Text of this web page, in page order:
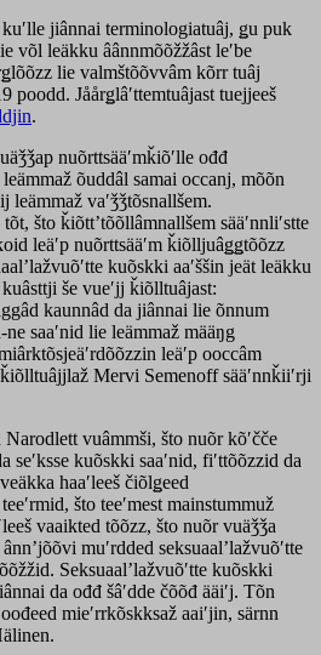
kuʹlle jiânnai terminologiatuâj, ǥu puk
võl leäkku âânnmõõžžâst leʹbe
lie valmštõõvvâm kõrr tuâj
poodd. Jåårǥlâʹttemtuâjast tuejjeeš
.
nuõrttsääʹmǩiõʹlle ođđ
leämmaž õuddâl samai occanj, mõõn
leämmaž vaʹǯǯtõsnallšem.
tõt, što ǩiõttʼtõõllâmnallšem sääʹnnliʹstte
leäʹp nuõrttsääʹm ǩiõlljuâǥǥtõõzz
kuõskki aaʹššin jeät leäkku
še vueʹjj ǩiõlltuâjast:
kaunnâd da jiânnai lie õnnum
saaʹnid lie leämmaž määŋg
leäʹp ooccâm
Mervi Semenoff sääʹnnǩiiʹrji
Narodlett vuâmmši, što nuõr kõʹčče
seʹksse kuõskki saaʹnid, fiʹttõõzzid da
haaʹleeš čiõlǥeed
što teeʹmest mainstummuž
vaaikted tõõzz, što nuõr vuäǯǯa
muʹrdded seksuaalʼlažvuõʹtte
Seksuaalʼlažvuõʹtte kuõskki
da ođđ šâʹdde čõõđ ääiʹj. Tõn
mieʹrrkõskksaž aaiʹjin, särnn